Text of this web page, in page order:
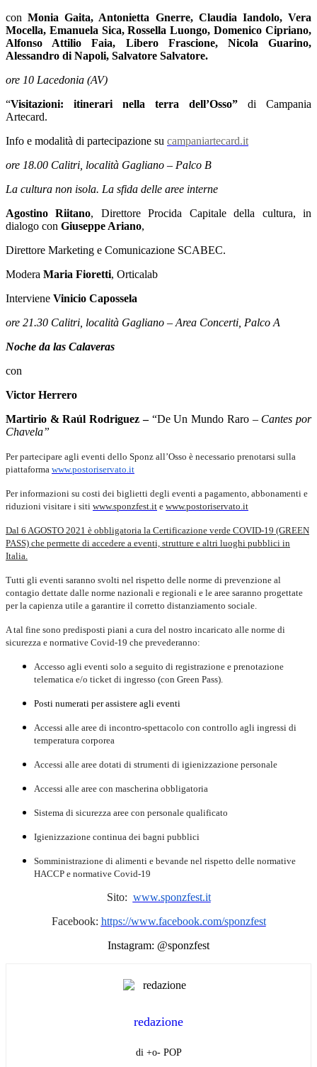
conMonia Gaita, Antonietta Gnerre, Claudia Iandolo, Vera
Mocella, Emanuela Sica, Rossella Luongo, Domenico Cipriano,
Alfonso Attilio Faia, Libero Frascione, Nicola Guarino,
Alessandro di Napoli, Salvatore Salvatore.
ore 10 Lacedonia (AV)
“Visitazioni: itinerari nella terra dell’Osso” di Campania
Artecard.
Info e modalità di partecipazione su campaniartecard.it
ore 18.00 Calitri, località Gagliano – Palco B
La cultura non isola. La sfida delle aree interne
Agostino Riitano, Direttore Procida Capitale della cultura, in
dialogo con Giuseppe Ariano,
Direttore Marketing e Comunicazione SCABEC.
Modera Maria Fioretti, Orticalab
Interviene Vinicio Capossela
ore 21.30 Calitri, località Gagliano – Area Concerti, Palco A
Noche da las Calaveras
con
Victor Herrero
Martirio & Raúl Rodriguez – “De Un Mundo Raro – Cantes por
Chavela”
Per partecipare agli eventi dello Sponz all’Osso è necessario prenotarsi sulla
piattaforma www.postoriservato.it
Per informazioni su costi dei biglietti degli eventi a pagamento, abbonamenti e
riduzioni visitare i siti www.sponzfest.it e www.postoriservato.it
Dal 6 AGOSTO 2021 è obbligatoria la Certificazione verde COVID-19 (GREEN
PASS) che permette di accedere a eventi, strutture e altri luoghi pubblici in
Italia.
Tutti gli eventi saranno svolti nel rispetto delle norme di prevenzione al
contagio dettate dalle norme nazionali e regionali e le aree saranno progettate
per la capienza utile a garantire il corretto distanziamento sociale.
A tal fine sono predisposti piani a cura del nostro incaricato alle norme di
sicurezza e normative Covid-19 che prevederanno:
Accesso agli eventi solo a seguito di registrazione e prenotazione
telematica e/o ticket di ingresso (con Green Pass).
Posti numerati per assistere agli eventi
Accessi alle aree di incontro-spettacolo con controllo agli ingressi di
temperatura corporea
Accessi alle aree dotati di strumenti di igienizzazione personale
Accessi alle aree con mascherina obbligatoria
Sistema di sicurezza aree con personale qualificato
Igienizzazione continua dei bagni pubblici
Somministrazione di alimenti e bevande nel rispetto delle normative
HACCP e normative Covid-19
Sito: www.sponzfest.it
Facebook: https://www.facebook.com/sponzfest
Instagram: @sponzfest
redazione
di +o- POP